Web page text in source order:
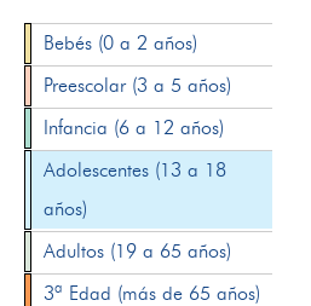
Bebés (0 a 2 años)
Preescolar (3 a 5 años)
Infancia (6 a 12 años)
Adolescentes (13 a 18
años)
Adultos (19 a 65 años)
3ª Edad (más de 65 años)